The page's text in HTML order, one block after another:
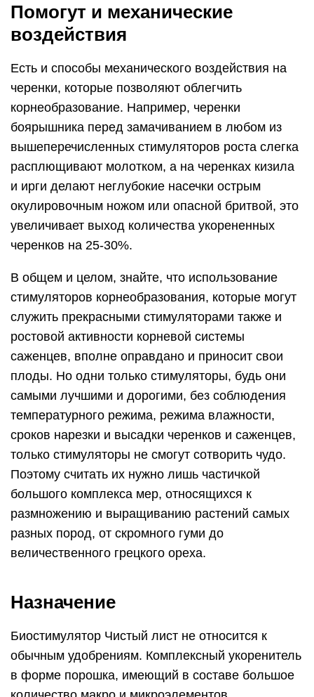
Помогут и механические
воздействия
Есть и способы механического воздействия на
черенки, которые позволяют облегчить
корнеобразование. Например, черенки
боярышника перед замачиванием в любом из
вышеперечисленных стимуляторов роста слегка
расплющивают молотком, а на черенках кизила
и ирги делают неглубокие насечки острым
окулировочным ножом или опасной бритвой, это
увеличивает выход количества укорененных
черенков на 25-30%.
В общем и целом, знайте, что использование
стимуляторов корнеобразования, которые могут
служить прекрасными стимуляторами также и
ростовой активности корневой системы
саженцев, вполне оправдано и приносит свои
плоды. Но одни только стимуляторы, будь они
самыми лучшими и дорогими, без соблюдения
температурного режима, режима влажности,
сроков нарезки и высадки черенков и саженцев,
только стимуляторы не смогут сотворить чудо.
Поэтому считать их нужно лишь частичкой
большого комплекса мер, относящихся к
размножению и выращиванию растений самых
разных пород, от скромного гуми до
величественного грецкого ореха.
Назначение
Биостимулятор Чистый лист не относится к
обычным удобрениям. Комплексный укоренитель
в форме порошка, имеющий в составе большое